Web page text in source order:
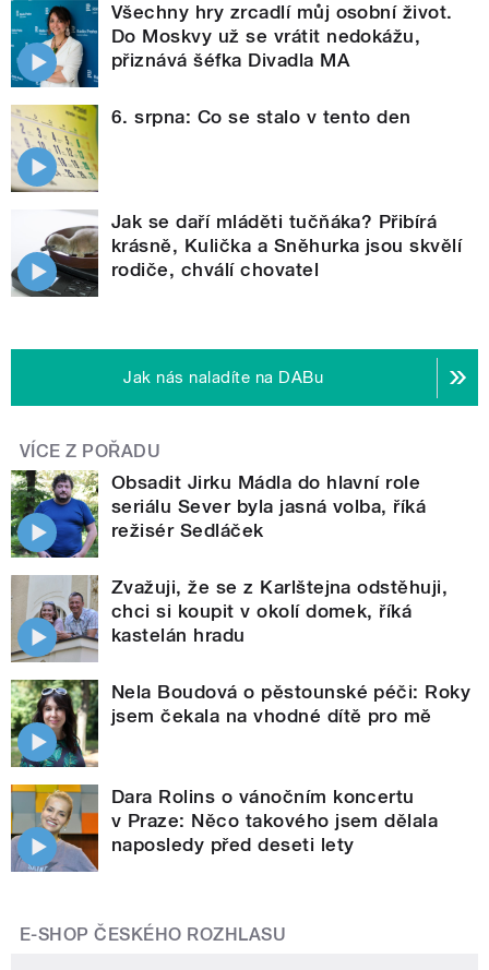
Všechny hry zrcadlí můj osobní život.
Do Moskvy už se vrátit nedokážu,
přiznává šéfka Divadla MA
6. srpna: Co se stalo v tento den
Jak se daří mláděti tučňáka? Přibírá
krásně, Kulička a Sněhurka jsou skvělí
rodiče, chválí chovatel
Jak nás naladíte na DABu
VÍCE Z POŘADU
Obsadit Jirku Mádla do hlavní role
seriálu Sever byla jasná volba, říká
režisér Sedláček
Zvažuji, že se z Karlštejna odstěhuji,
chci si koupit v okolí domek, říká
kastelán hradu
Nela Boudová o pěstounské péči: Roky
jsem čekala na vhodné dítě pro mě
Dara Rolins o vánočním koncertu
v Praze: Něco takového jsem dělala
naposledy před deseti lety
E-SHOP ČESKÉHO ROZHLASU